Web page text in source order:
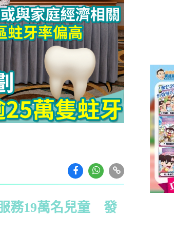
THE PRINCE
務19萬名兒童 發